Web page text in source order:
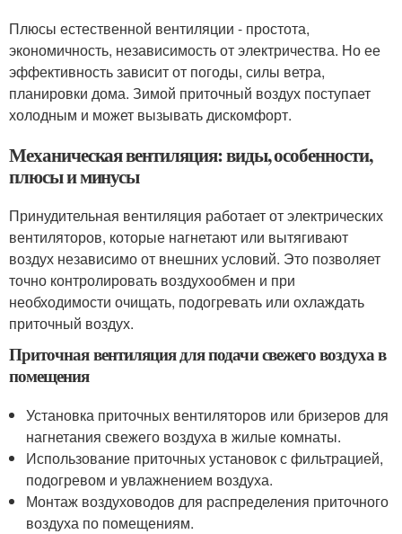
Плюсы естественной вентиляции - простота,
экономичность, независимость от электричества. Но ее
эффективность зависит от погоды, силы ветра,
планировки дома. Зимой приточный воздух поступает
холодным и может вызывать дискомфорт.
Механическая вентиляция: виды, особенности,
плюсы и минусы
Принудительная вентиляция работает от электрических
вентиляторов, которые нагнетают или вытягивают
воздух независимо от внешних условий. Это позволяет
точно контролировать воздухообмен и при
необходимости очищать, подогревать или охлаждать
приточный воздух.
Приточная вентиляция для подачи свежего воздуха в
помещения
Установка приточных вентиляторов или бризеров для
нагнетания свежего воздуха в жилые комнаты.
Использование приточных установок с фильтрацией,
подогревом и увлажнением воздуха.
Монтаж воздуховодов для распределения приточного
воздуха по помещениям.